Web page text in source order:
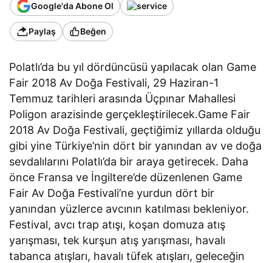
Google'da Abone Ol
Paylaş Beğen
Polatlı’da bu yıl dördüncüsü yapılacak olan Game
Fair 2018 Av Doğa Festivali, 29 Haziran-1
Temmuz tarihleri arasında Üçpınar Mahallesi
Poligon arazisinde gerçekleştirilecek.Game Fair
2018 Av Doğa Festivali, geçtiğimiz yıllarda olduğu
gibi yine Türkiye’nin dört bir yanından av ve doğa
sevdalılarını Polatlı’da bir araya getirecek. Daha
önce Fransa ve İngiltere’de düzenlenen Game
Fair Av Doğa Festivali’ne yurdun dört bir
yanından yüzlerce avcının katılması bekleniyor.
Festival, avcı trap atışı, koşan domuza atış
yarışması, tek kurşun atış yarışması, havalı
tabanca atışları, havalı tüfek atışları, geleceğin